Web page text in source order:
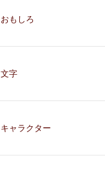
おもしろ
文字
キャラクター